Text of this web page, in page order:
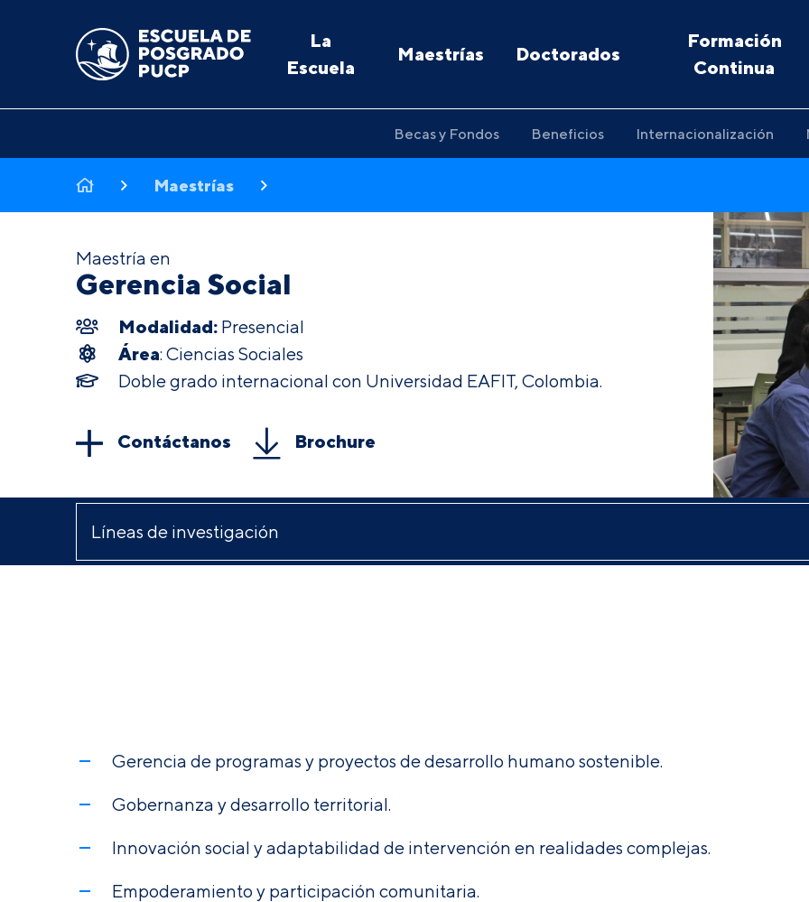
La
Escuela
Maestrías Doctorados
Formación
Continua
Becas y Fondos Beneficios Internacionalización
Maestrías
Maestría en
Gerencia Social
Modalidad: Presencial
Área: Ciencias Sociales
Doble grado internacional con Universidad EAFIT, Colombia.
Contáctanos Brochure
Gerencia de programas y proyectos de desarrollo humano sostenible.
Gobernanza y desarrollo territorial.
Innovación social y adaptabilidad de intervención en realidades complejas.
Empoderamiento y participación comunitaria.